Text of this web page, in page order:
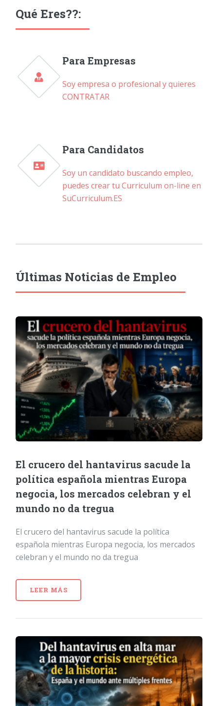
Qué Eres??:
Para Empresas
Soy empresa o profesional y quieres
CONTRATAR
Para Candidatos
Soy un candidato buscando empleo,
puedes crear tu Curriculum on-line en
SuCurriculum.ES
Últimas Noticias de Empleo
El crucero del hantavirus sacude la
política española mientras Europa
negocia, los mercados celebran y el
mundo no da tregua
El crucero del hantavirus sacude la política
española mientras Europa negocia, los mercados
celebran y el mundo no da tregua
LEER MÁS